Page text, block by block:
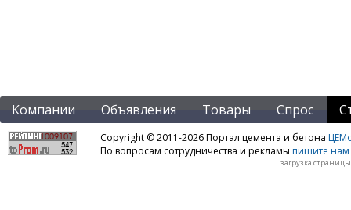
Компании Объявления Товары Спрос
Copyright © 2011-2026 Портал цемента и бетона
По вопросам сотрудничества и рекламы пишите нам
загрузка